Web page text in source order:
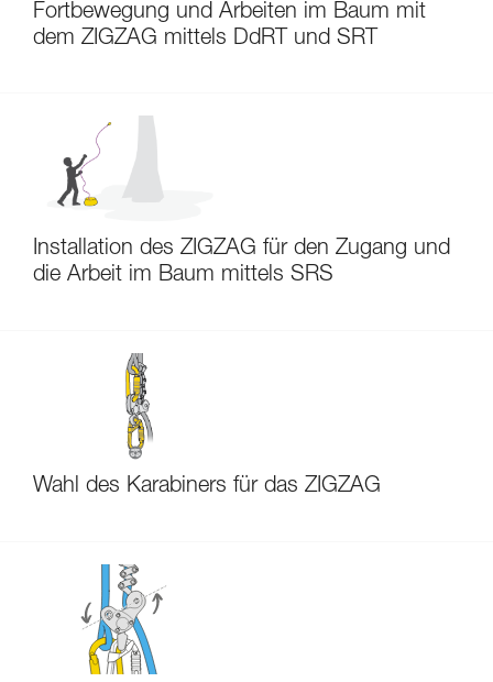
Fortbewegung und Arbeiten im Baum mit
dem ZIGZAG mittels DdRT und SRT
Installation des ZIGZAG für den Zugang und
die Arbeit im Baum mittels SRS
Wahl des Karabiners für das ZIGZAG